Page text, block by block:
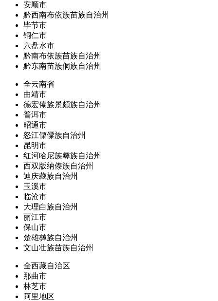
安顺市
黔西南布依族苗族自治州
毕节市
铜仁市
六盘水市
黔南布依族苗族自治州
黔东南苗族侗族自治州
全云南省
曲靖市
德宏傣族景颇族自治州
普洱市
昭通市
怒江傈僳族自治州
昆明市
红河哈尼族彝族自治州
西双版纳傣族自治州
迪庆藏族自治州
玉溪市
临沧市
大理白族自治州
丽江市
保山市
楚雄彝族自治州
文山壮族苗族自治州
全西藏自治区
那曲市
林芝市
阿里地区